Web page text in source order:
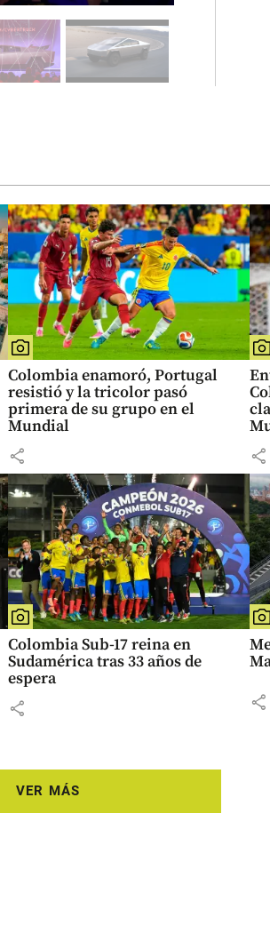
Colombia enamoró, Portugal
resistió y la tricolor pasó
primera de su grupo en el
Mundial
share share
Colombia Sub-17 reina en
Sudamérica tras 33 años de
espera
share share
VER MÁS